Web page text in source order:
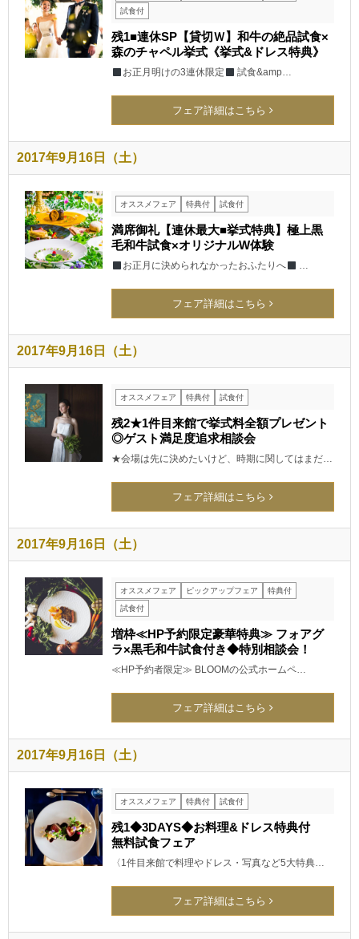
試食付
残1■連休SP【貸切Ｗ】和牛の絶品試食×
森のチャペル挙式《挙式&ドレス特典》
お正月明けの3連休限定 試食&amp…
フェア詳細はこちら
2017年9月16日（土）
オススメフェア 特典付 試食付
満席御礼【連休最大■挙式特典】極上黒
毛和牛試食×オリジナルW体験
お正月に決められなかったおふたりへ …
フェア詳細はこちら
2017年9月16日（土）
オススメフェア 特典付 試食付
残2★1件目来館で挙式料全額プレゼント
◎ゲスト満足度追求相談会
★会場は先に決めたいけど、時期に関してはまだ…
フェア詳細はこちら
2017年9月16日（土）
オススメフェア ピックアップフェア
特典付
試食付
増枠≪HP予約限定豪華特典≫ フォアグ
ラ×黒毛和牛試食付き◆特別相談会！
≪HP予約者限定≫ BLOOMの公式ホームペ…
フェア詳細はこちら
2017年9月16日（土）
オススメフェア 特典付 試食付
残1◆3DAYS◆お料理&ドレス特典付
無料試食フェア
〈1件目来館で料理やドレス・写真など5大特典…
フェア詳細はこちら